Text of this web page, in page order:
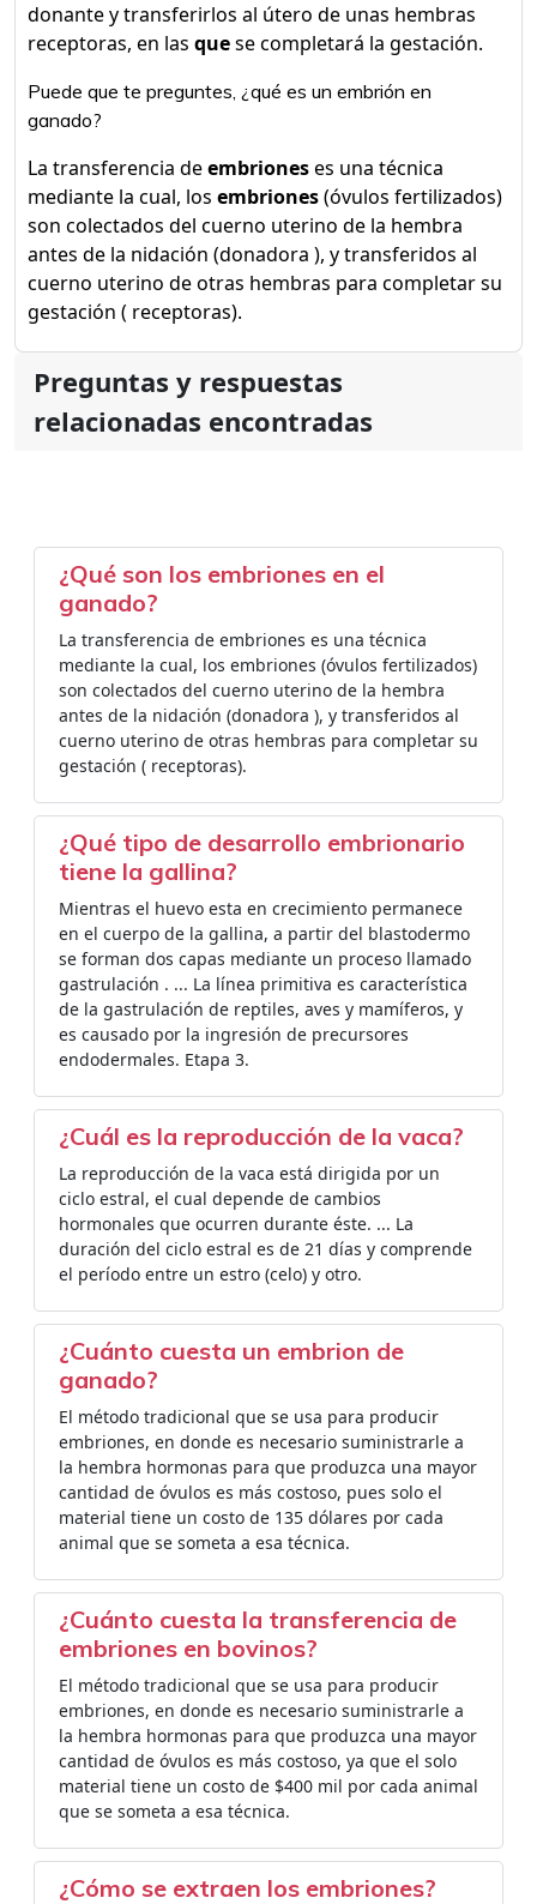
donante y transferirlos al útero de unas hembras
receptoras, en las quese completará la gestación.
Puede que te preguntes, ¿qué es un embrión en
ganado?
La transferencia deembrioneses una técnica
mediante la cual, los embriones(óvulos fertilizados)
son colectados del cuerno uterino de la hembra
antes de la nidación (donadora ), y transferidos al
cuerno uterino de otras hembras para completar su
gestación ( receptoras).
Preguntas y respuestas
relacionadas encontradas
¿Qué son los embriones en el
ganado?
La transferencia de embriones es una técnica
mediante la cual, los embriones (óvulos fertilizados)
son colectados del cuerno uterino de la hembra
antes de la nidación (donadora ), y transferidos al
cuerno uterino de otras hembras para completar su
gestación ( receptoras).
¿Qué tipo de desarrollo embrionario
tiene la gallina?
Mientras el huevo esta en crecimiento permanece
en el cuerpo de la gallina, a partir del blastodermo
se forman dos capas mediante un proceso llamado
gastrulación . ... La línea primitiva es característica
de la gastrulación de reptiles, aves y mamíferos, y
es causado por la ingresión de precursores
endodermales. Etapa 3.
¿Cuál es la reproducción de la vaca?
La reproducción de la vaca está dirigida por un
ciclo estral, el cual depende de cambios
hormonales que ocurren durante éste. ... La
duración del ciclo estral es de 21 días y comprende
el período entre un estro (celo) y otro.
¿Cuánto cuesta un embrion de
ganado?
El método tradicional que se usa para producir
embriones, en donde es necesario suministrarle a
la hembra hormonas para que produzca una mayor
cantidad de óvulos es más costoso, pues solo el
material tiene un costo de 135 dólares por cada
animal que se someta a esa técnica.
¿Cuánto cuesta la transferencia de
embriones en bovinos?
El método tradicional que se usa para producir
embriones, en donde es necesario suministrarle a
la hembra hormonas para que produzca una mayor
cantidad de óvulos es más costoso, ya que el solo
material tiene un costo de $400 mil por cada animal
que se someta a esa técnica.
¿Cómo se extraen los embriones?